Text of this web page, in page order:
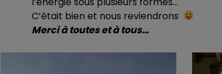
C’était bien et nous reviendrons
Merci à toutes et à tous…